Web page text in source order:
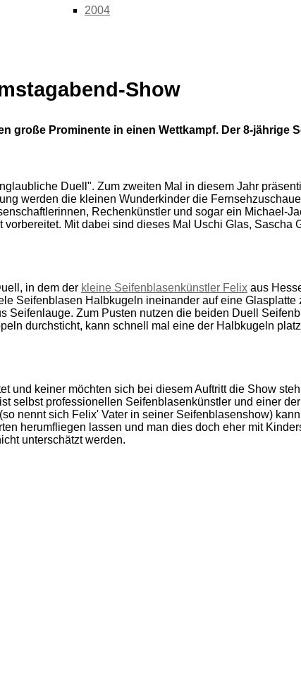
2004
Show
große Prominente in einen Wettkampf. Der 8-jährige
Duell". Zum zweiten Mal in diesem Jahr
werden die kleinen Wunderkinder die
Rechenkünstler und sogar ein Michael-
Mit dabei sind dieses Mal Uschi Glas, Sascha
in dem der kleine Seifenblasenkünstler Felix aus
Seifenblasen Halbkugeln ineinander auf eine Glasplatte
Zum Pusten nutzen die beiden Duell
durchsticht, kann schnell mal eine der Halbkugeln
und keiner möchten sich bei diesem Auftritt die Show
selbst professionellen Seifenblasenkünstler und einer
nennt sich Felix' Vater in seiner Seifenblasenshow)
herumfliegen lassen und man dies doch eher mit
unterschätzt werden.